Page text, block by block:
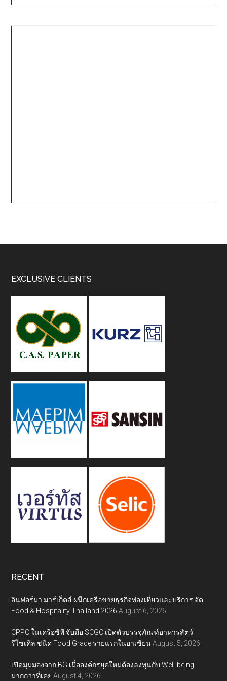
Footer
EXCLUSIVE CLIENTS
RECENT
อินฟอร์มา มาร์เก็ตส์ ผนึกเครือข่ายธุรกิจท่องเที่ยวและบริการ จัด
Food & Hospitality Thailand 2026 August 6, 2026
CPPC ในเครือซีพี จับมือ SCGC เปิดตัวบรรจุภัณฑ์อาหารสัตว์
รีไซเคิล ชนิด Food Grade รายแรกในอาเซียน August 5, 2026
เปิดมุมมองจาก BG เมื่อองค์กรยุคใหม่ต้องลงทุนกับ Well-being
มากกว่าที่เคย August 4, 2026